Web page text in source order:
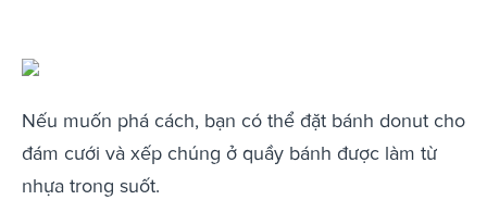
Nếu muốn phá cách, bạn có thể đặt bánh donut cho
đám cưới và xếp chúng ở quầy bánh được làm từ
nhựa trong suốt.